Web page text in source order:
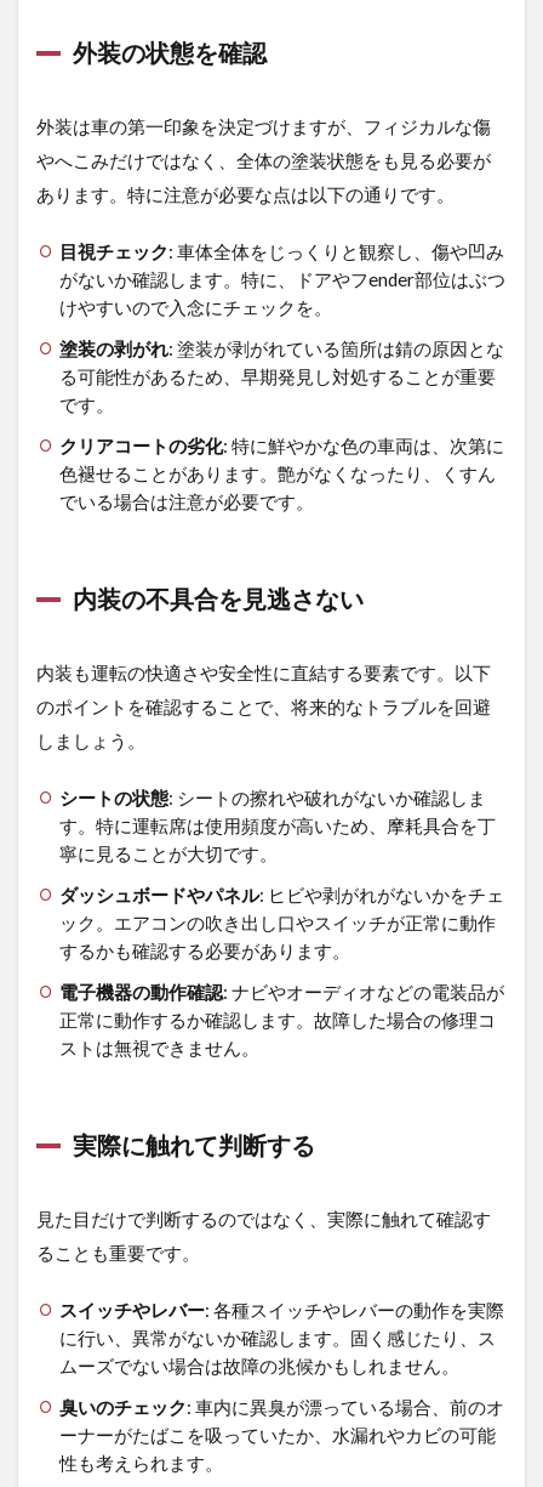
外装の状態を確認
外装は車の第一印象を決定づけますが、フィジカルな傷
やへこみだけではなく、全体の塗装状態をも見る必要が
あります。特に注意が必要な点は以下の通りです。
目視チェック: 車体全体をじっくりと観察し、傷や凹み
がないか確認します。特に、ドアやフender部位はぶつ
けやすいので入念にチェックを。
塗装の剥がれ: 塗装が剥がれている箇所は錆の原因とな
る可能性があるため、早期発見し対処することが重要
です。
クリアコートの劣化: 特に鮮やかな色の車両は、次第に
色褪せることがあります。艶がなくなったり、くすん
でいる場合は注意が必要です。
内装の不具合を見逃さない
内装も運転の快適さや安全性に直結する要素です。以下
のポイントを確認することで、将来的なトラブルを回避
しましょう。
シートの状態: シートの擦れや破れがないか確認しま
す。特に運転席は使用頻度が高いため、摩耗具合を丁
寧に見ることが大切です。
ダッシュボードやパネル: ヒビや剥がれがないかをチェ
ック。エアコンの吹き出し口やスイッチが正常に動作
するかも確認する必要があります。
電子機器の動作確認: ナビやオーディオなどの電装品が
正常に動作するか確認します。故障した場合の修理コ
ストは無視できません。
実際に触れて判断する
見た目だけで判断するのではなく、実際に触れて確認す
ることも重要です。
スイッチやレバー: 各種スイッチやレバーの動作を実際
に行い、異常がないか確認します。固く感じたり、ス
ムーズでない場合は故障の兆候かもしれません。
臭いのチェック: 車内に異臭が漂っている場合、前のオ
ーナーがたばこを吸っていたか、水漏れやカビの可能
性も考えられます。